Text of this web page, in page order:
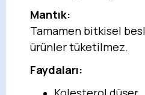
Mantık:
Tamamen bitkisel
ürünler tüketilmez.
Faydaları: